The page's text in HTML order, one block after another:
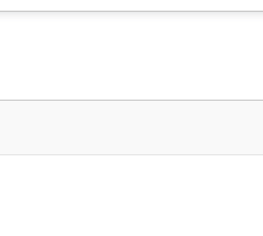
사기 예방했어요!